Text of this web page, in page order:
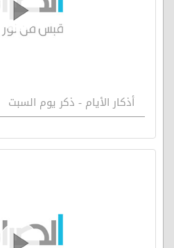
أذكار الأيام - ذكر يوم السبت